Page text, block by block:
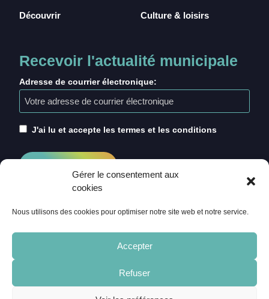
Gérer le consentement aux
cookies
Nous utilisons des cookies pour optimiser notre site web et notre service.
Accepter
Refuser
Découvrir Culture & loisirs
Recevoir l'actualité municipale
Adresse de courrier électronique:
J'ai lu et accepte les termes et les conditions
CRÉDITS